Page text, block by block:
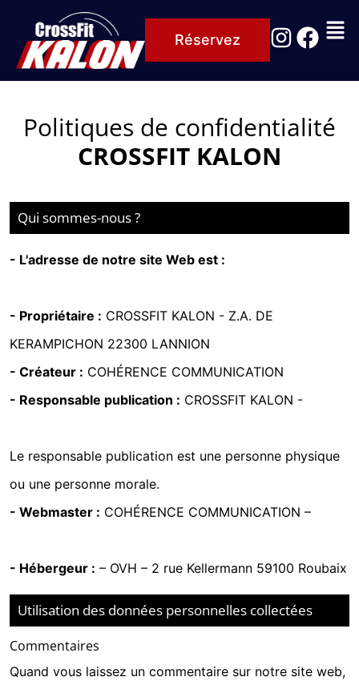
Réservez
Politiques de confidentialité
CROSSFIT KALON
Qui sommes-nous ?
- L'adresse de notre site Web est :
- Propriétaire : CROSSFIT KALON - Z.A. DE
KERAMPICHON 22300 LANNION
- Créateur : COHÉRENCE COMMUNICATION
- Responsable publication : CROSSFIT KALON -
Le responsable publication est une personne physique
ou une personne morale.
- Webmaster : COHÉRENCE COMMUNICATION –
- Hébergeur : – OVH – 2 rue Kellermann 59100 Roubaix
Utilisation des données personnelles collectées
Commentaires
Quand vous laissez un commentaire sur notre site web,